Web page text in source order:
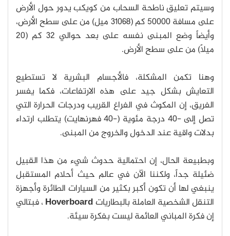
وسيتم تعليق ناطحة السحاب من كويكب يدور حول الأرض
على مسافة 50000 كم (31068 ميل) من على سطح الأرض،
وأيضاً وضع المبنى نفسه على بعد حوالي 32 كم (20
ميلاً) من على سطح الأرض.
وهنا تكمن المشكلة، فالأجسام البشرية لا تستطيع
التعايش بشكل جيد على هذه الارتفاعات، فكما يفسر
الفريق، إن المكوث في الفراغ القريب ودرجات الحرارة التي
تصل إلى -40 درجة مئوية (-40 فهرنهايت) يتطلب ارتداء
بدلات واقية عند الدخول والخروج من المبنى.
وبطبيعة الحال، إن احتمالية حدوث شيء من هذا القبيل
ضئيلة جداً، ولكننا الآن في عالم حيث أحلام المستقبل
ينبغي لها أن تكون أكبر بكثير من السيارات الطائرة وأجهزة
التنقل الشخصية العاملة بالبطاريات
، فبتالي
إن فكرة المباني العائمة ليست بفكرة سيئة.